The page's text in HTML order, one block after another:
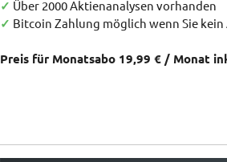
✓ Über 2000 Aktienanalysen vorhanden
✓ Bitcoin Zahlung möglich wenn Sie
Preis für Monatsabo 19,99 € / Monat